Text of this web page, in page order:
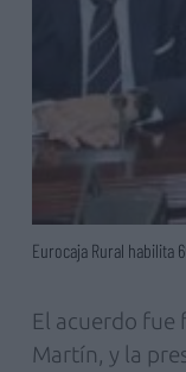
Eurocaja Rural habilita
El acuerdo fue
Martín, y la